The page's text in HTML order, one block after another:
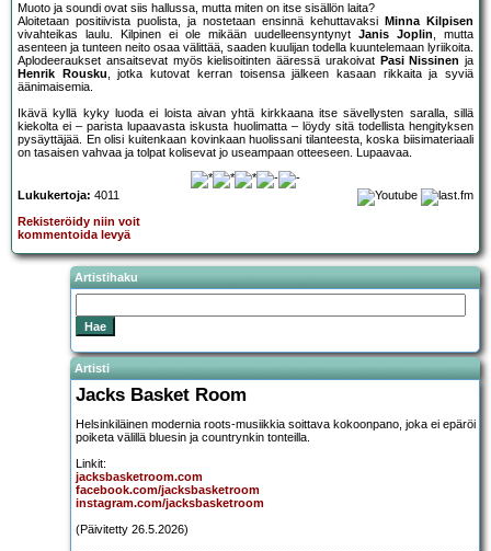
Muoto ja soundi ovat siis hallussa, mutta miten on itse sisällön laita?
Aloitetaan positiivista puolista, ja nostetaan ensinnä kehuttavaksi
Minna Kilpisen
vivahteikas laulu. Kilpinen ei ole mikään uudelleensyntynyt Janis Joplin, mutta
asenteen ja tunteen neito osaa välittää, saaden kuulijan todella kuuntelemaan lyriikoita.
Aplodeeraukset ansaitsevat myös kielisoitinten ääressä urakoivat Pasi Nissinen ja
Henrik Rousku, jotka kutovat kerran toisensa jälkeen kasaan rikkaita ja syviä
äänimaisemia.
Ikävä kyllä kyky luoda ei loista aivan yhtä kirkkaana itse sävellysten saralla, sillä
kiekolta ei – parista lupaavasta iskusta huolimatta – löydy sitä todellista hengityksen
pysäyttäjää. En olisi kuitenkaan kovinkaan huolissani tilanteesta, koska biisimateriaali
on tasaisen vahvaa ja tolpat kolisevat jo useampaan otteeseen. Lupaavaa.
Lukukertoja: 4011
Rekisteröidy niin voit
kommentoida levyä
Artistihaku
Artisti
Jacks Basket Room
Helsinkiläinen modernia roots-musiikkia soittava kokoonpano, joka ei epäröi
poiketa välillä bluesin ja countrynkin tonteilla.
Linkit:
jacksbasketroom.com
facebook.com/jacksbasketroom
instagram.com/jacksbasketroom
(Päivitetty 26.5.2026)